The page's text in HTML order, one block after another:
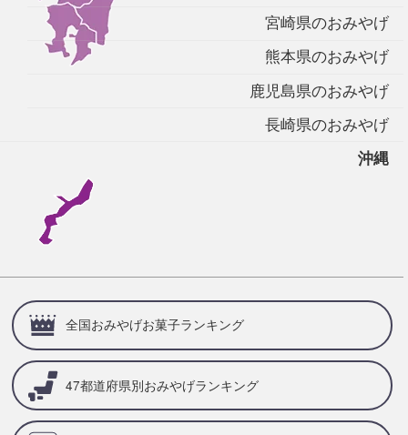
宮崎県のおみやげ
熊本県のおみやげ
鹿児島県のおみやげ
長崎県のおみやげ
沖縄
全国おみやげお菓子ランキング
47都道府県別おみやげランキング